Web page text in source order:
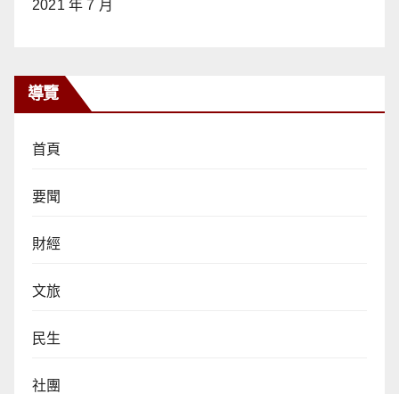
2021 年 7 月
導覽
首頁
要聞
財經
文旅
民生
社團